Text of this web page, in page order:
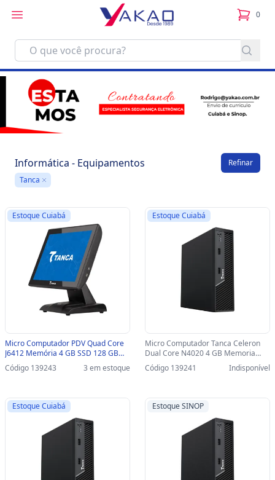
0
itens
Informática - Equipamentos
Refinar
Tanca Remove
Estoque Cuiabá
Micro Computador PDV Quad Core
J6412 Memória 4 GB SSD 128 GB
Tela de 15 Pol Touch Tanca - TPT-
650 - TPT-650
Código 139243 3 em estoque
Estoque Cuiabá
Micro Computador Tanca Celeron
Dual Core N4020 4 GB Memoria
SSD 120GB TC-8240S Mini-PC - TC-
8240S
Código 139241 Indisponível
Estoque Cuiabá Estoque SINOP